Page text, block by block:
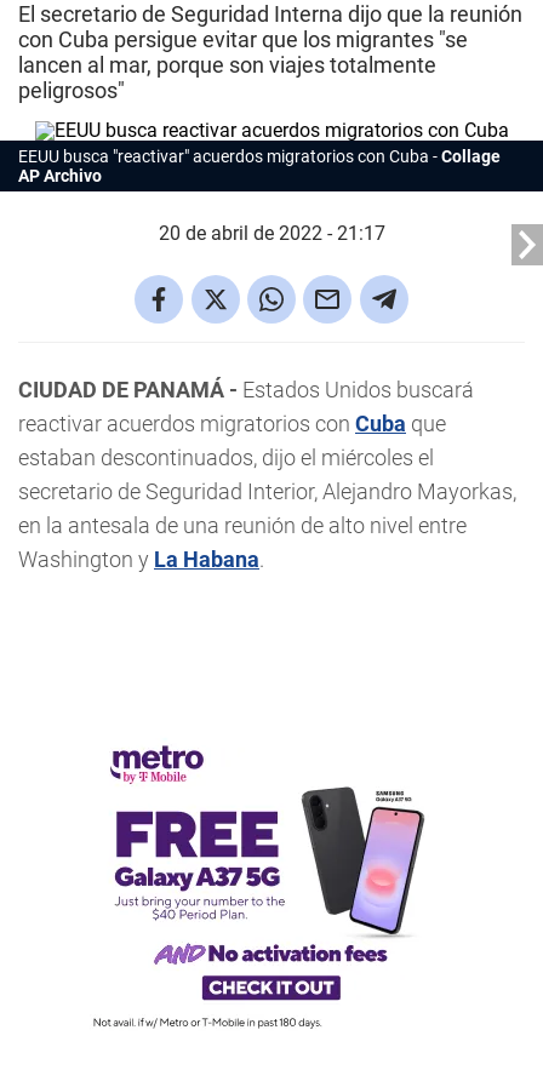
El secretario de Seguridad Interna dijo que la reunión
con Cuba persigue evitar que los migrantes "se
lancen al mar, porque son viajes totalmente
peligrosos"
EEUU busca "reactivar" acuerdos migratorios con Cuba
Collage
AP Archivo
20 de abril de 2022 - 21:17
CIUDAD DE PANAMÁ - Estados Unidos buscará
reactivar acuerdos migratorios con Cuba que
estaban descontinuados, dijo el miércoles el
secretario de Seguridad Interior, Alejandro Mayorkas,
en la antesala de una reunión de alto nivel entre
Washington y La Habana.